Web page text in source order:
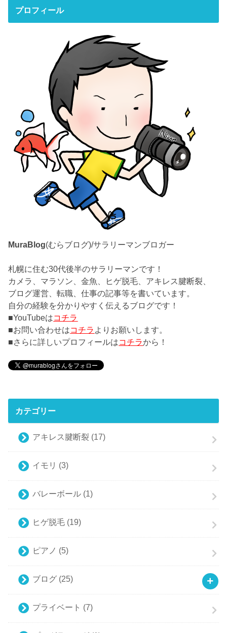
プロフィール
MuraBlog(むらブログ)/サラリーマンブロガー
札幌に住む30代後半のサラリーマンです！
カメラ、マラソン、金魚、ヒゲ脱毛、アキレス腱断裂、
ブログ運営、転職、仕事の記事等を書いています。
自分の経験を分かりやすく伝えるブログです！
■YouTubeはコチラ
■お問い合わせはコチラ よりお願いします。
■さらに詳しいプロフィールはコチラから！
カテゴリー
アキレス腱断裂 (17)
イモリ (3)
バレーボール (1)
ヒゲ脱毛 (19)
ピアノ (5)
ブログ (25)
プライベート (7)